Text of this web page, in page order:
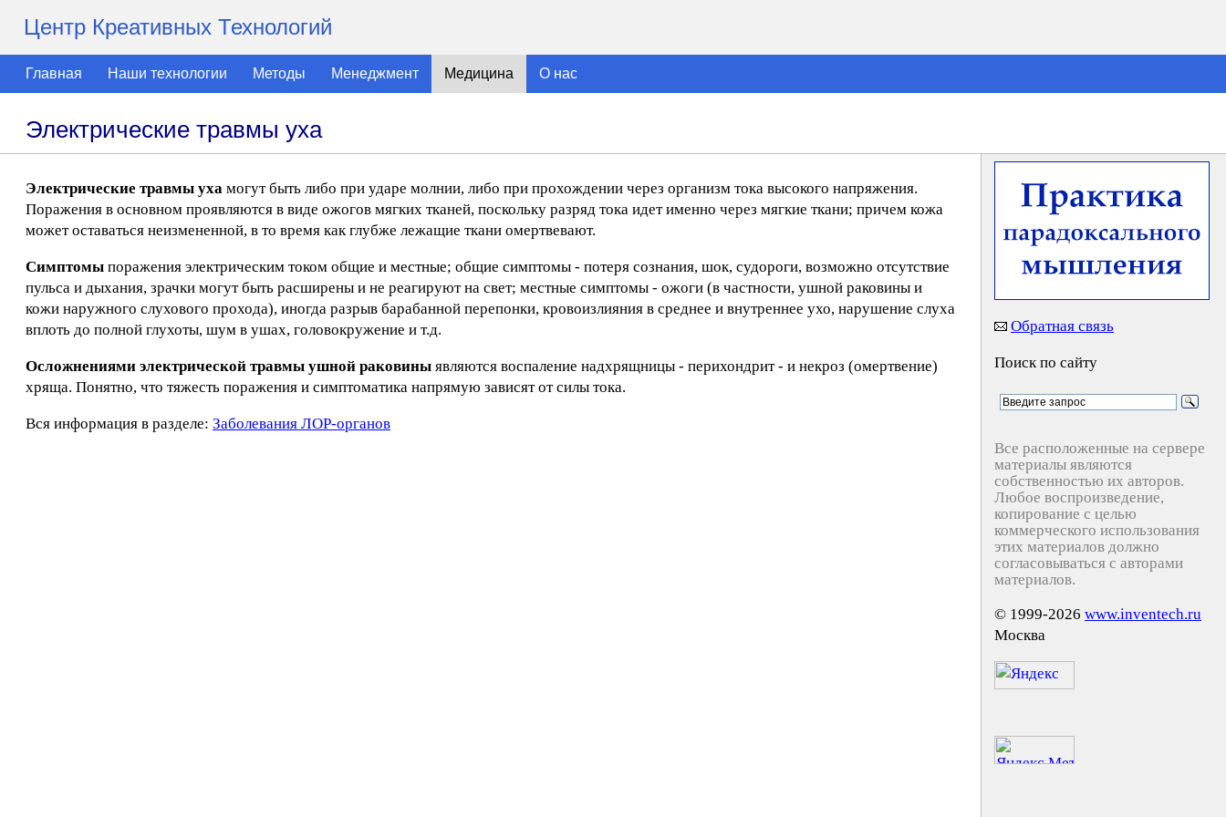
Центр Креативных Технологий
Главная Наши технологии Методы Менеджмент Медицина О нас
Электрические травмы уха
Электрические травмы уха могут быть либо при ударе молнии, либо при прохождении через организм тока высокого напряжения.
Поражения в основном проявляются в виде ожогов мягких тканей, поскольку разряд тока идет именно через мягкие ткани; причем кожа
может оставаться неизмененной, в то время как глубже лежащие ткани омертвевают.
Симптомы поражения электрическим током общие и местные; общие симптомы - потеря сознания, шок, судороги, возможно отсутствие
пульса и дыхания, зрачки могут быть расширены и не реагируют на свет; местные симптомы - ожоги (в частности, ушной раковины и
кожи наружного слухового прохода), иногда разрыв барабанной перепонки, кровоизлияния в среднее и внутреннее ухо, нарушение слуха
вплоть до полной глухоты, шум в ушах, головокружение и т.д.
Осложнениями электрической травмы ушной раковины являются воспаление надхрящницы - перихондрит - и некроз (омертвение)
хряща. Понятно, что тяжесть поражения и симптоматика напрямую зависят от силы тока.
Вся информация в разделе: Заболевания ЛОР-органов
Обратная связь
Поиск по сайту
Все расположенные на сервере
материалы являются
собственностью их авторов.
Любое воспроизведение,
копирование с целью
коммерческого использования
этих материалов должно
согласовываться с авторами
материалов.
© 1999-2026 www.inventech.ru
Москва